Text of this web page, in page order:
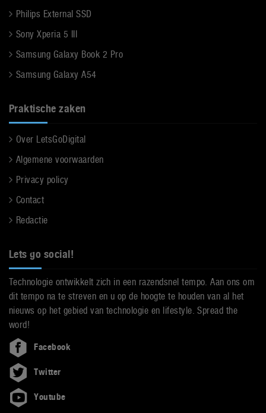
Philips External SSD
Sony Xperia 5 III
Samsung Galaxy Book 2 Pro
Samsung Galaxy A54
Praktische zaken
Over LetsGoDigital
Algemene voorwaarden
Privacy policy
Contact
Redactie
Lets go social!
Technologie ontwikkelt zich in een razendsnel tempo. Aan ons om
dit tempo na te streven en u op de hoogte te houden van al het
nieuws op het gebied van technologie en lifestyle. Spread the
word!
Facebook
Twitter
Youtube